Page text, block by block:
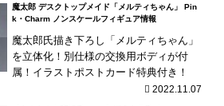
魔太郎 デスクトップメイド「メルティちゃん」 Pin
k・Charm ノンスケールフィギュア情報
魔太郎氏描き下ろし「メルティちゃん」
を立体化！別仕様の交換用ボディが付
属！イラストポストカード特典付き！
2022.11.07